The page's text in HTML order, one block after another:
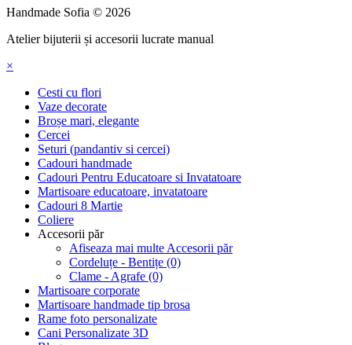
Handmade Sofia © 2026
Atelier bijuterii și accesorii lucrate manual
×
Cesti cu flori
Vaze decorate
Broșe mari, elegante
Cercei
Seturi (pandantiv si cercei)
Cadouri handmade
Cadouri Pentru Educatoare si Invatatoare
Martisoare educatoare, invatatoare
Cadouri 8 Martie
Coliere
Accesorii păr
Afiseaza mai multe Accesorii păr
Cordeluțe - Bentițe (0)
Clame - Agrafe (0)
Martisoare corporate
Martisoare handmade tip brosa
Rame foto personalizate
Cani Personalizate 3D